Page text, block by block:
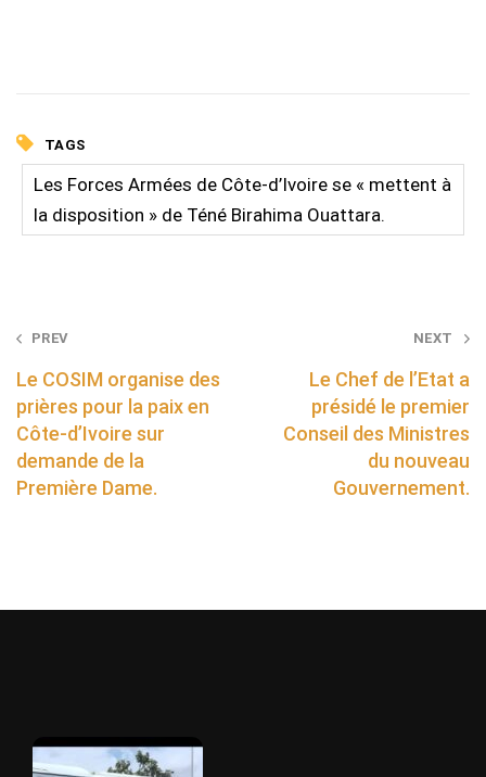
TAGS
Les Forces Armées de Côte-d’Ivoire se « mettent à
la disposition » de Téné Birahima Ouattara.
Post
navigation
PREV
Le COSIM organise des
prières pour la paix en
Côte-d’Ivoire sur
demande de la
Première Dame.
NEXT
Le Chef de l’Etat a
présidé le premier
Conseil des Ministres
du nouveau
Gouvernement.